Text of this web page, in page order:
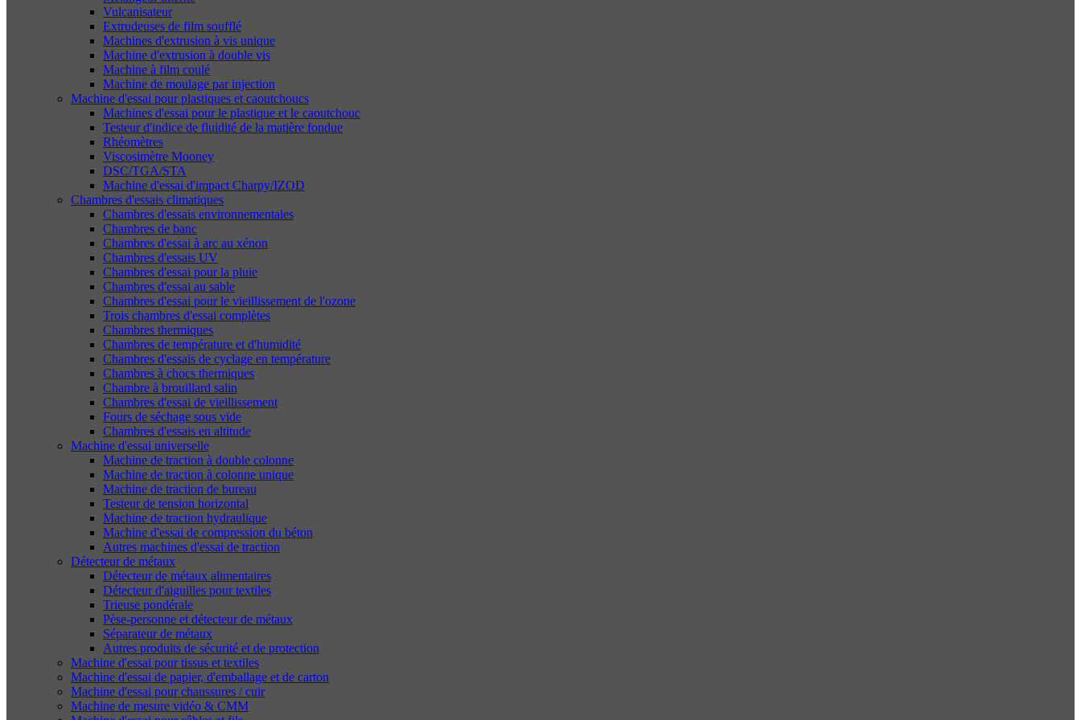
Vulcanisateur
Extrudeuses de film soufflé
Machines d'extrusion à vis unique
Machine d'extrusion à double vis
Machine à film coulé
Machine de moulage par injection
Machine d'essai pour plastiques et caoutchoucs
Machines d'essai pour le plastique et le caoutchouc
Testeur d'indice de fluidité de la matière fondue
Rhéomètres
Viscosimètre Mooney
DSC/TGA/STA
Machine d'essai d'impact Charpy/IZOD
Chambres d'essais climatiques
Chambres d'essais environnementales
Chambres de banc
Chambres d'essai à arc au xénon
Chambres d'essais UV
Chambres d'essai pour la pluie
Chambres d'essai au sable
Chambres d'essai pour le vieillissement de l'ozone
Trois chambres d'essai complètes
Chambres thermiques
Chambres de température et d'humidité
Chambres d'essais de cyclage en température
Chambres à chocs thermiques
Chambre à brouillard salin
Chambres d'essai de vieillissement
Fours de séchage sous vide
Chambres d'essais en altitude
Machine d'essai universelle
Machine de traction à double colonne
Machine de traction à colonne unique
Machine de traction de bureau
Testeur de tension horizontal
Machine de traction hydraulique
Machine d'essai de compression du béton
Autres machines d'essai de traction
Détecteur de métaux
Détecteur de métaux alimentaires
Détecteur d'aiguilles pour textiles
Trieuse pondérale
Pèse-personne et détecteur de métaux
Séparateur de métaux
Autres produits de sécurité et de protection
Machine d'essai pour tissus et textiles
Machine d'essai de papier, d'emballage et de carton
Machine d'essai pour chaussures / cuir
Machine de mesure vidéo & CMM